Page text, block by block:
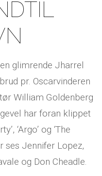
glimrende Jharrel
pr. Oscarvinderen
William Goldenberg
har foran klippet
‘Argo’ og ‘The
ses Jennifer Lopez,
og Don Cheadle.